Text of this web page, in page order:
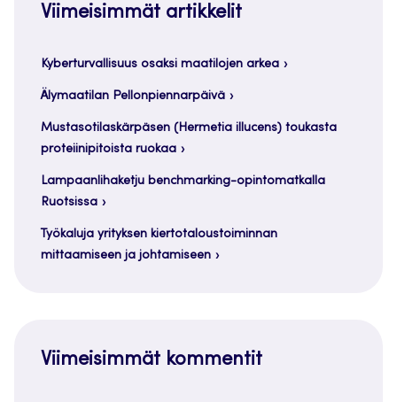
Viimeisimmät artikkelit
Kyberturvallisuus osaksi maatilojen arkea
Älymaatilan Pellonpiennarpäivä
Mustasotilaskärpäsen (Hermetia illucens) toukasta
proteiinipitoista ruokaa
Lampaanlihaketju benchmarking-opintomatkalla
Ruotsissa
Työkaluja yrityksen kiertotaloustoiminnan
mittaamiseen ja johtamiseen
Viimeisimmät kommentit